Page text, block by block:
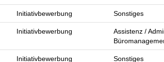
Initiativbewerbung Sonstiges
Initiativbewerbung
Assistenz /
Initiativbewerbung Sonstiges